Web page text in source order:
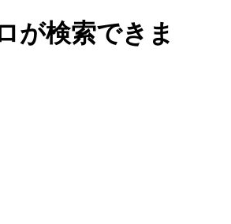
が検索できま